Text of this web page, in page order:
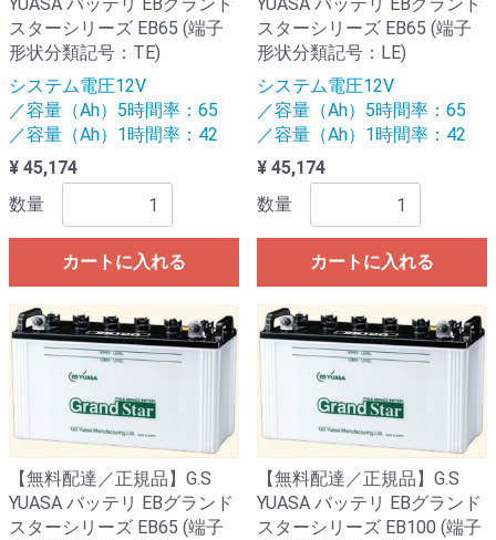
スターシリーズ EB65 (端子
形状分類記号：TE)
システム電圧12V
／容量（Ah）5時間率：65
／容量（Ah）1時間率：42
¥ 45,174
数量
カートに入れる
スターシリーズ EB65 (端子
形状分類記号：LE)
システム電圧12V
／容量（Ah）5時間率：65
／容量（Ah）1時間率：42
¥ 45,174
数量
カートに入れる
【無料配達／正規品】G.S
YUASA バッテリ EBグランド
スターシリーズ EB65 (端子
【無料配達／正規品】G.S
YUASA バッテリ EBグランド
スターシリーズ EB100 (端子